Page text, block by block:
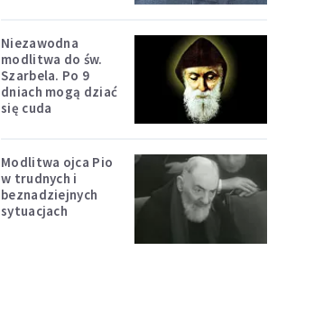
Niezawodna
modlitwa do św.
Szarbela. Po 9
dniach mogą dziać
się cuda
Modlitwa ojca Pio
w trudnych i
beznadziejnych
sytuacjach